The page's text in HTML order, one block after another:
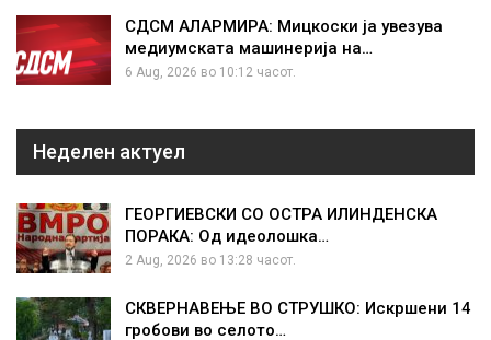
СДСМ АЛАРМИРА: Мицкоски ја увезува
медиумската машинерија на…
6 Aug, 2026 во 10:12 часот.
Неделен актуел
ГЕОРГИЕВСКИ СО ОСТРА ИЛИНДЕНСКА
ПОРАКА: Од идеолошка…
2 Aug, 2026 во 13:28 часот.
СКВЕРНАВЕЊЕ ВО СТРУШКО: Искршени 14
гробови во селото…